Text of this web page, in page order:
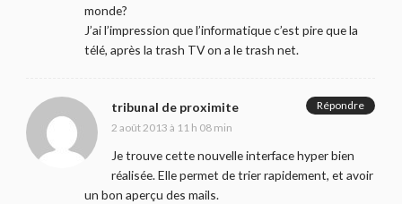
monde?
J’ai l’impression que l’informatique c’est pire que la
télé, après la trash TV on a le trash net.
tribunal de proximite
2 août 2013 à 11 h 08 min
Je trouve cette nouvelle interface hyper bien
réalisée. Elle permet de trier rapidement, et avoir
un bon aperçu des mails.
Répondre